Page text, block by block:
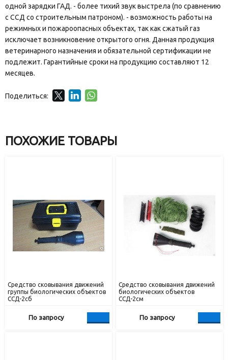
одной зарядки ГАД. - более тихий звук выстрела (по сравнению
с ССД со строительным патроном). - возможность работы на
режимных и пожароопасных объектах, так как сжатый газ
исключает возникновение открытого огня. Данная продукция
ветеринарного назначения и обязательной сертификации не
подлежит. Гарантийные сроки на продукцию составляют 12
месяцев.
Поделиться:
ПОХОЖИЕ ТОВАРЫ
Средство сковывания движений
группы биологических объектов
ССД-2сб
По запросу
Средство сковывания движений
биологических объектов
ССД-2см
По запросу